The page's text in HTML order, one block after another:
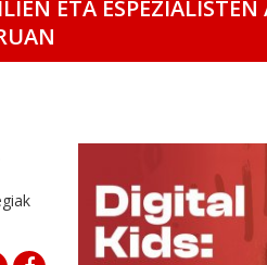
ETA ESPEZIALISTEN